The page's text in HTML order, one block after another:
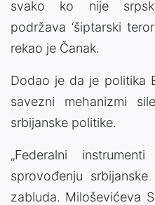
svako ko nije
podržava ‘šiptarski
rekao je Čanak.
Dodao je da je politika
savezni mehanizmi
srbijanske politike.
„Federalni
sprovođenju
zabluda. Miloševićeva